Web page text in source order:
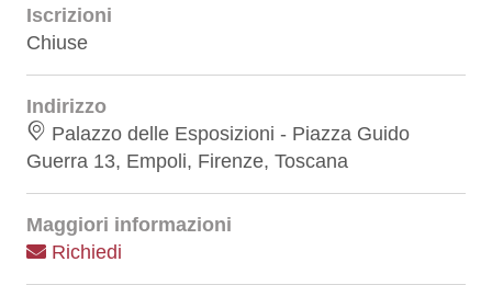
Iscrizioni
Chiuse
Indirizzo
Palazzo delle Esposizioni - Piazza Guido
Guerra 13, Empoli, Firenze, Toscana
Maggiori informazioni
Richiedi